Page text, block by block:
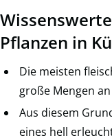
Pflanzen in
Die meisten
große Mengen
Aus diesem
eines hell